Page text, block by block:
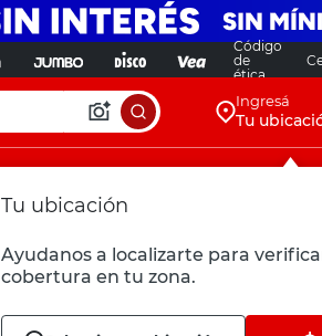
Código
de
ética
Ingresá
Tu
Tu ubicación
Ayudanos a localizarte para
cobertura en tu zona.